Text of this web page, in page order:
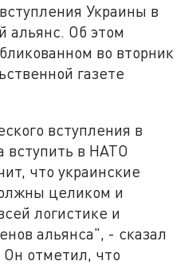
Украины в
альянс. Об этом
во вторник
газете
вступления в
вступить в НАТО
что украинские
целиком и
логистике и
альянса", - сказал
Он отметил, что